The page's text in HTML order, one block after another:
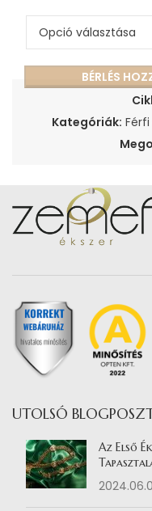
BÉRLÉS
Kategóriák:
UTOLSÓ
Az Első